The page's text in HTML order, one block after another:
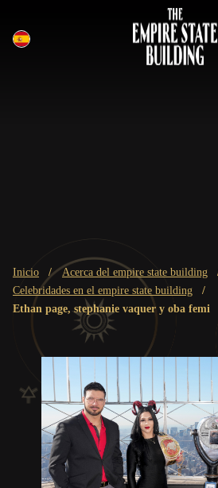
Miga
de
pan
(Breadcrumb)
inicio
acerca del empire state building
celebridades en el empire state building
ethan page, stephanie vaquer y oba femi